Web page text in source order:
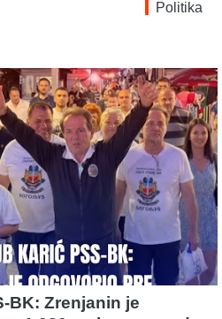
Politika
BK: Zrenjanin je